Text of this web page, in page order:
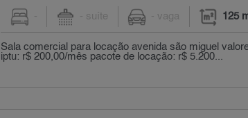
- - suíte - vaga 125
Sala comercial para locação avenida são miguel
iptu: r$ 200,00/mês pacote de locação: r$ 5.200...